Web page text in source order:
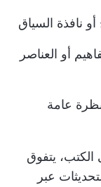
نافذة السياق
أو العناصر
عامة
الكتب، يتفوق
عبر